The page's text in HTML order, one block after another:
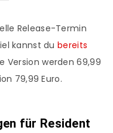
Release-Termin
kannst du bereits
Version werden 69,99
79,99 Euro.
für Resident